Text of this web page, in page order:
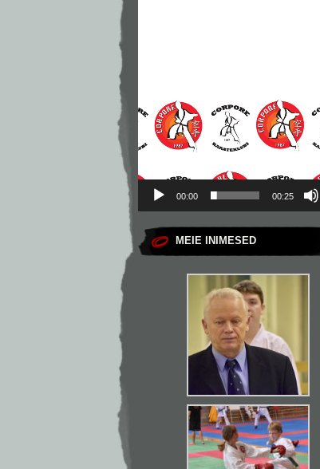
00:00 00:25
MEIE INIMESED